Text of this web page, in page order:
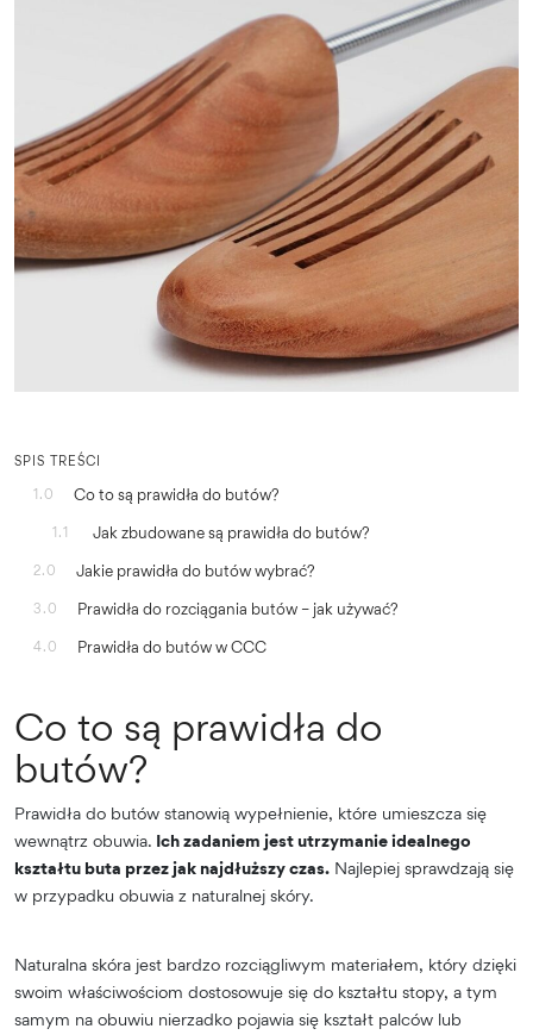
SPIS TREŚCI
1.0
Co to są prawidła do butów?
1.1 Jak zbudowane są prawidła do butów?
2.0 Jakie prawidła do butów wybrać?
3.0 Prawidła do rozciągania butów – jak używać?
4.0 Prawidła do butów w CCC
Co to są prawidła do
butów?
Prawidła do butów stanowią wypełnienie, które umieszcza się
wewnątrz obuwia. Ich zadaniem jest utrzymanie idealnego
kształtu buta przez jak najdłuższy czas. Najlepiej sprawdzają się
w przypadku obuwia z naturalnej skóry.
Naturalna skóra jest bardzo rozciągliwym materiałem, który dzięki
swoim właściwościom dostosowuje się do kształtu stopy, a tym
samym na obuwiu nierzadko pojawia się kształt palców lub